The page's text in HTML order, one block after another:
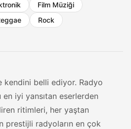
Film Müziği
Rock
kendini belli ediyor. Radyo
iyi yansıtan eserlerden
ritimleri, her yaştan
prestijli radyoların en çok